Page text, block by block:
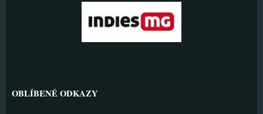
OBLÍBENÉ ODKAZY